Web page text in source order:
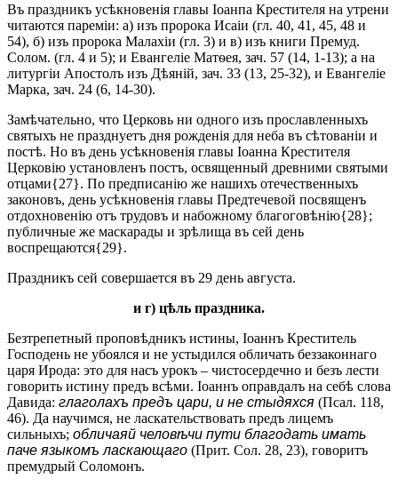
Въ праздникъ усѣкновенія главы Іоанпа Крестителя на утрени
читаются пареміи: а) изъ пророка Исаіи (гл. 40, 41, 45, 48 и
54), б) изъ пророка Малахіи (гл. 3) и в) изъ книги Премуд.
Солом. (гл. 4 и 5); и Евангеліе Матѳея, зач. 57 (14, 1-13); а на
литургіи Апостолъ изъ Дѣяній, зач. 33 (13, 25-32), и Евангеліе
Марка, зач. 24 (6, 14-30).
Замѣчательно, что Церковь ни одного изъ прославленныхъ
святыхъ не празднуетъ дня рожденія для неба въ сѣтованіи и
постѣ. Но въ день усѣкновенія главы Іоанна Крестителя
Церковію установленъ постъ, освященный древними святыми
отцами{27}. По предписанію же нашихъ отечественныхъ
законовъ, день усѣкновенія главы Предтечевой посвященъ
отдохновенію отъ трудовъ и набожному благоговѣнію{28};
публичные же маскарады и зрѣлища въ сей день
воспрещаются{29}.
Праздникъ сей совершается въ 29 день августа.
и г) цѣль праздника.
Безтрепетный проповѣдникъ истины, Іоаннъ Креститель
Господень не убоялся и не устыдился обличать беззаконнаго
царя Ирода: это для насъ урокъ – чистосердечно и безъ лести
говорить истину предъ всѣми. Іоаннъ оправдалъ на себѣ слова
Давида: глаголахъ предъ цари, и не стыдяхся (Псал. 118,
46). Да научимся, не ласкательствовать предъ лицемъ
сильныхъ; обличаяй человѣчи пути благодать имать
паче языкомъ ласкающаго (Прит. Сол. 28, 23), говоритъ
премудрый Соломонъ.